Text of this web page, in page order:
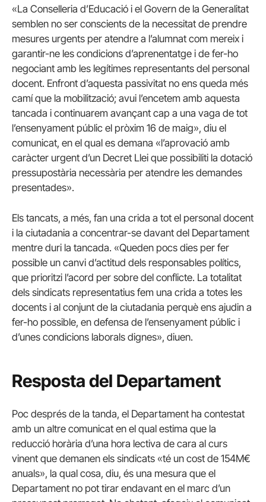
«La Conselleria d’Educació i el Govern de la Generalitat
semblen no ser conscients de la necessitat de prendre
mesures urgents per atendre a l’alumnat com mereix i
garantir-ne les condicions d’aprenentatge i de fer-ho
negociant amb les legítimes representants del personal
docent. Enfront d’aquesta passivitat no ens queda més
camí que la mobilització; avui l’encetem amb aquesta
tancada i continuarem avançant cap a una vaga de tot
l’ensenyament públic el pròxim 16 de maig», diu el
comunicat, en el qual es demana «l’aprovació amb
caràcter urgent d’un Decret Llei que possibiliti la dotació
pressupostària necessària per atendre les demandes
presentades».
Els tancats, a més, fan una crida a tot el personal docent
i la ciutadania a concentrar-se davant del Departament
mentre duri la tancada. «Queden pocs dies per fer
possible un canvi d’actitud dels responsables polítics,
que prioritzi l’acord per sobre del conflicte. La totalitat
dels sindicats representatius fem una crida a totes les
docents i al conjunt de la ciutadania perquè ens ajudin a
fer-ho possible, en defensa de l’ensenyament públic i
d’unes condicions laborals dignes», diuen.
Resposta del Departament
Poc després de la tanda, el Departament ha contestat
amb un altre comunicat en el qual estima que la
reducció horària d’una hora lectiva de cara al curs
vinent que demanen els sindicats «té un cost de 154M€
anuals», la qual cosa, diu, és una mesura que el
Departament no pot tirar endavant en el marc d’un